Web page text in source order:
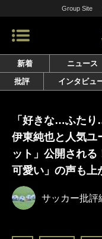
Group Site
新着 ニュース
批評
インタビュ
「好きな…ふた
伊東純也と人気ユ
ット」公開され
可愛い」の声も上
サッカー批評